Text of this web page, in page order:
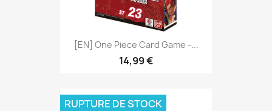
[EN] One Piece Card Game -...
14,99 €
RUPTURE DE STOCK